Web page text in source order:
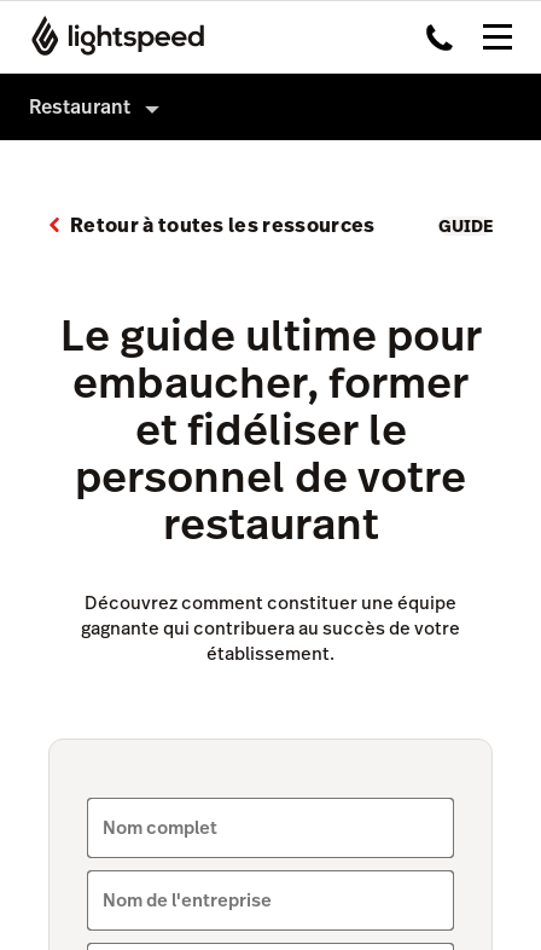
Restaurant
Système de caisse
Inventaire
Tableside
Pulse app
Reservations
Benchmarks & Trends
Matériel
Prix
Retour à toutes les ressources GUIDE
Le guide ultime pour
embaucher, former
et fidéliser le
personnel de votre
restaurant
Découvrez comment constituer une équipe
gagnante qui contribuera au succès de votre
établissement.
Nom complet
Nom de l'entreprise